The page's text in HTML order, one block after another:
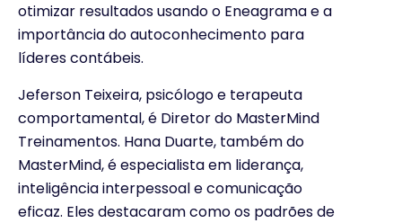
otimizar resultados usando o Eneagrama e a
importância do autoconhecimento para
líderes contábeis.
Jeferson Teixeira, psicólogo e terapeuta
comportamental, é Diretor do MasterMind
Treinamentos. Hana Duarte, também do
MasterMind, é especialista em liderança,
inteligência interpessoal e comunicação
eficaz. Eles destacaram como os padrões de